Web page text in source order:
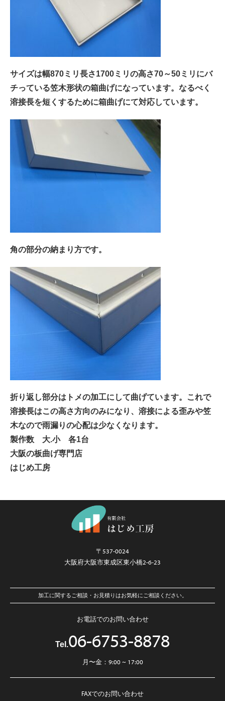
サイズは幅870ミリ長さ1700ミリの高さ70～50ミリにバ
チっている笠木形状の箱曲げになっています。なるべく
溶接長を短くするために箱曲げにて対応しています。
角の部分の納まり方です。
折り返し部分はトメの加工にして曲げています。これで
溶接長はこの高さ方向のみになり、溶接による歪みや笠
木なので雨漏りの心配は少なくなります。
製作数 大.小 各1台
大阪の板曲げ専門店
はじめ工房
〒537-0024
大阪府大阪市東成区東小橋2-6-23
加工に関するご相談・お見積りはお気軽にご相談ください。
お電話でのお問い合わせ
Tel.06-6753-8878
月〜金：9:00 ~ 17:00
FAXでのお問い合わせ